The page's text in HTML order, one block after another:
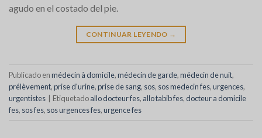
agudo en el costado del pie.
CONTINUAR LEYENDO →
Publicado enmédecin à domicile,médecin de garde,médecin de nuit,
prélèvement,prise d'urine,prise de sang, sos, sos medecin fes,urgences,
urgentistes | Etiquetadoallo docteur fes, allo tabib fes, docteur a domicile
fes, sos fes, sos urgences fes,urgence fes